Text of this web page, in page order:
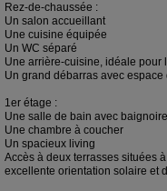
Rez-de-chaussée :
Un salon accueillant
Une cuisine équipée
Un WC séparé
Une arrière-cuisine, idéale pour
Un grand débarras avec
1er étage :
Une salle de bain avec
Une chambre à coucher
Un spacieux living
Accès à deux terrasses situées
excellente orientation solaire et